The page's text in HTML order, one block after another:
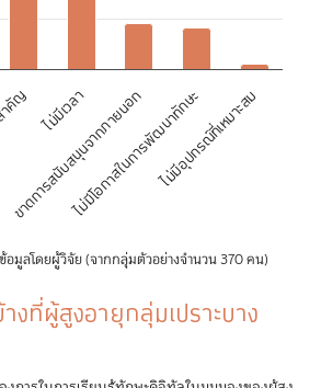
ญ ไม่มีเวลา
ขาดการสนับสนุนจากภายนอก
ไม่มีโอกาสในการพัฒนาทักษะไม่มีอุปกรณ์ที่เหมาะสม
อมูลโดยผู้วิจัย (จากกลุ่มตัวอย่างจำนวน 370 คน)
งที่ผู้สูงอายุกลุ่มเปราะบาง